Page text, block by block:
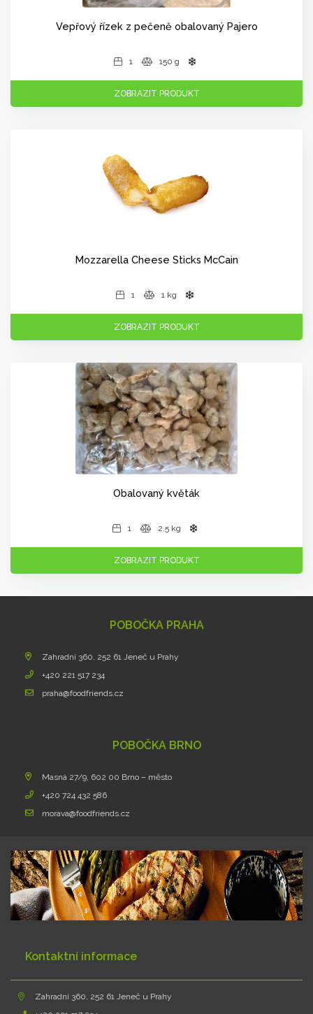
Vepřový řízek z pečeně obalovaný Pajero
1 150 g
ZOBRAZIT PRODUKT
Mozzarella Cheese Sticks McCain
1 1 kg
ZOBRAZIT PRODUKT
Obalovaný květák
1 2.5 kg
ZOBRAZIT PRODUKT
POBOČKA PRAHA
Zahradní 360, 252 61 Jeneč u Prahy
+420 221 517 234
praha@foodfriends.cz
POBOČKA BRNO
Masná 27/9, 602 00 Brno – město
+420 724 432 586
morava@foodfriends.cz
Kontaktní informace
Zahradní 360, 252 61 Jeneč u Prahy